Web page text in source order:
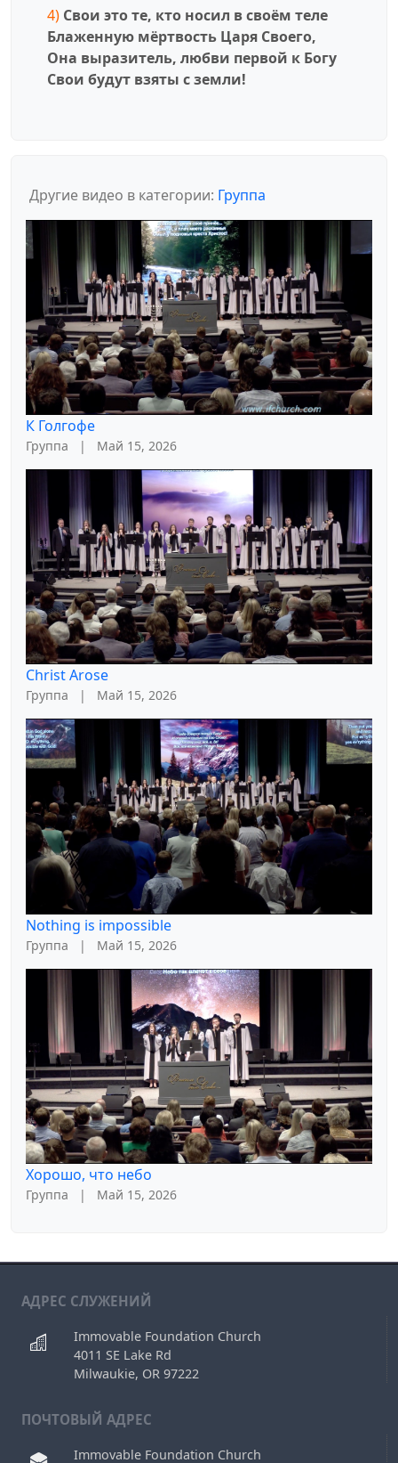
4) Свои это те, кто носил в своём теле
Блаженную мёртвость Царя Своего,
Она выразитель, любви первой к Богу
Свои будут взяты с земли!
Другие видео в категории: Группа
К Голгофе
Группа | Май 15, 2026
Christ Arose
Группа | Май 15, 2026
Nothing is impossible
Группа | Май 15, 2026
Хорошо, что небо
Группа | Май 15, 2026
АДРЕС СЛУЖЕНИЙ
Immovable Foundation Church
4011 SE Lake Rd
Milwaukie, OR 97222
ПОЧТОВЫЙ АДРЕС
Immovable Foundation Church